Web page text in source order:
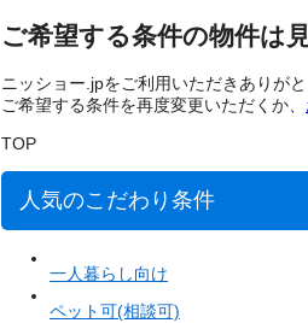
ご希望する条件の物件は
ニッショー.jpをご利用いただきありがと
ご希望する条件を再度変更いただくか、
TOP
人気のこだわり条件
一人暮らし向け
ペット可(相談可)